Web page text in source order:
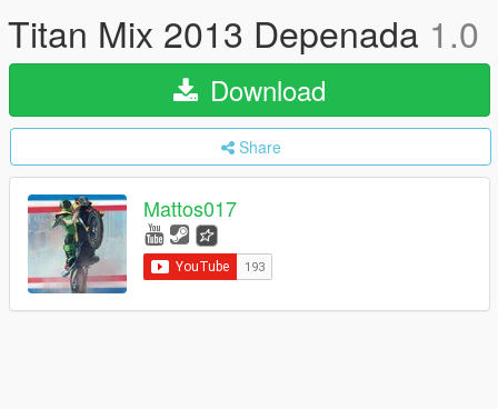
Titan Mix 2013 Depenada 1.0
Download
Share
Mattos017